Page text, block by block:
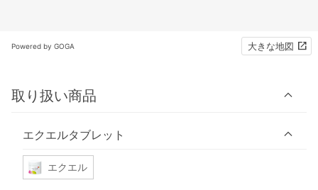
Powered by GOGA 大きな地図
取り扱い商品
エクエルタブレット
エクエル